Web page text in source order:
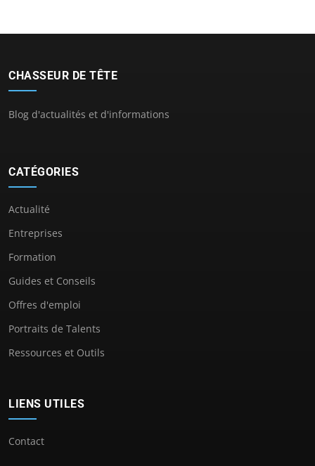
CHASSEUR DE TÊTE
Blog d'actualités et d'informations
CATÉGORIES
Actualité
Entreprises
Formation
Guides et Conseils
Offres d'emploi
Portraits de Talents
Ressources et Outils
LIENS UTILES
Contact